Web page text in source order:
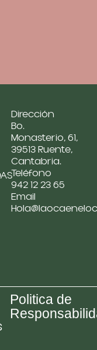
Dirección
Bo.
Monasterio, 61,
39513 Ruente,
Cantabria.
Teléfono
942 12 23 65
Email
Politica de